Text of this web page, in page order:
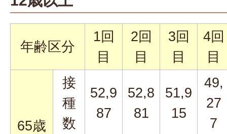
年齢区分
1回
目
2回
目
3回
目
4回
目
65歳
接
種
数
52,9
87
52,8
81
51,9
15
49,
27
7